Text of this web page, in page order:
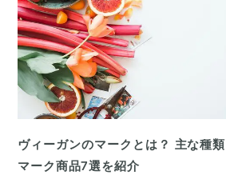
ヴィーガンのマークとは？ 主な種
マーク商品7選を紹介